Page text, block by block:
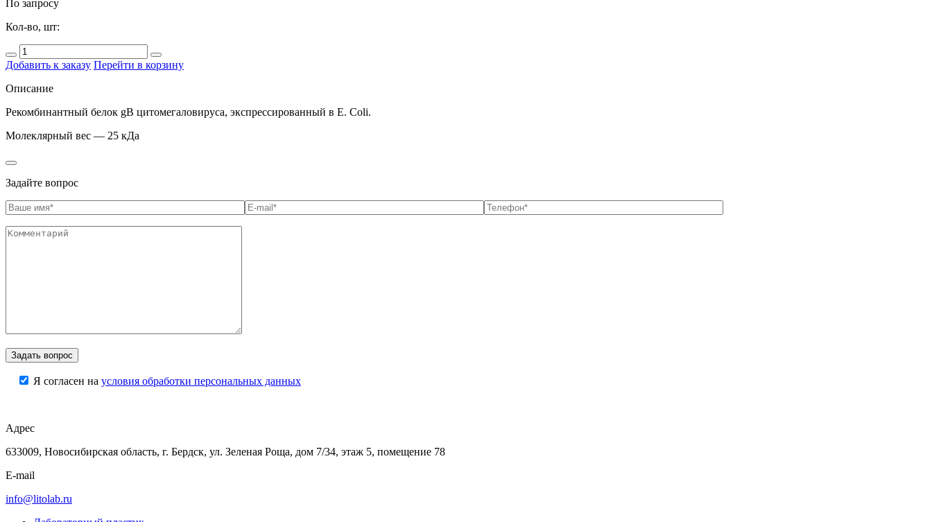
По запросу
Кол-во, шт:
Добавить к заказу Перейти в корзину
Описание
Рекомбинантный белок gB цитомегаловируса, экспрессированный в E. Coli.
Молеклярный вес — 25 кДа
Задайте вопрос
Я согласен на условия обработки персональных данных
Адрес
633009, Новосибирская область, г. Бердск, ул. Зеленая Роща, дом 7/34, этаж 5, помещение 78
E-mail
info@litolab.ru